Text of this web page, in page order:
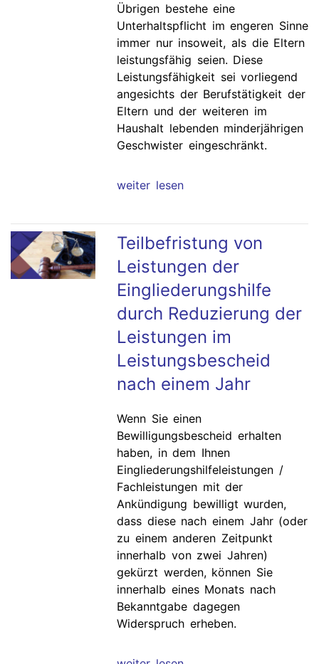
Übrigen bestehe eine
Unterhaltspflicht im engeren Sinne
immer nur insoweit, als die Eltern
leistungsfähig seien. Diese
Leistungsfähigkeit sei vorliegend
angesichts der Berufstätigkeit der
Eltern und der weiteren im
Haushalt lebenden minderjährigen
Geschwister eingeschränkt.
weiter lesen
Teilbefristung von
Leistungen der
Eingliederungshilfe
durch Reduzierung der
Leistungen im
Leistungsbescheid
nach einem Jahr
Wenn Sie einen
Bewilligungsbescheid erhalten
haben, in dem Ihnen
Eingliederungshilfeleistungen /
Fachleistungen mit der
Ankündigung bewilligt wurden,
dass diese nach einem Jahr (oder
zu einem anderen Zeitpunkt
innerhalb von zwei Jahren)
gekürzt werden, können Sie
innerhalb eines Monats nach
Bekanntgabe dagegen
Widerspruch erheben.